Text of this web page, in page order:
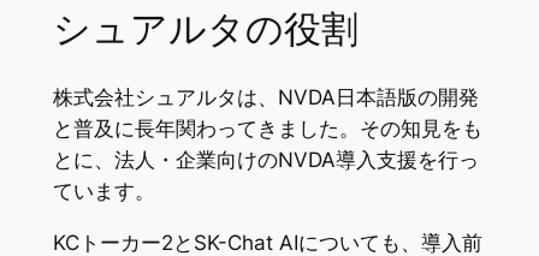
シュアルタの役割
株式会社シュアルタは、NVDA日本語版の開発
と普及に長年関わってきました。その知見をも
とに、法人・企業向けのNVDA導入支援を行っ
ています。
KCトーカー2とSK-Chat AIについても、導入前